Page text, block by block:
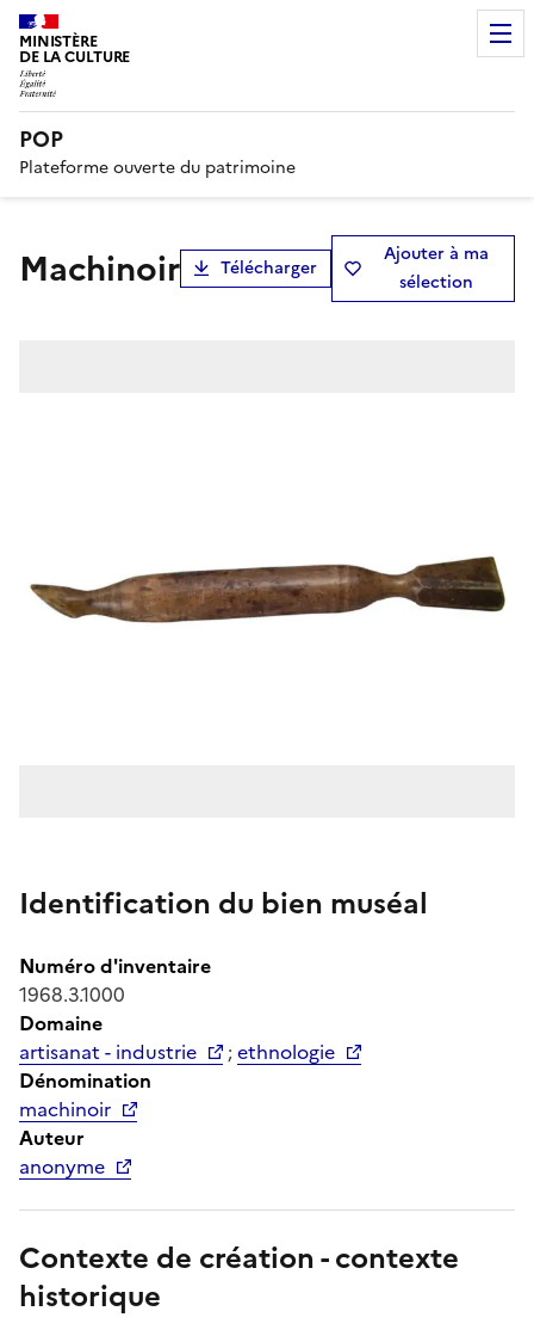
MINISTÈRE
DE LA CULTURE
POP
Plateforme ouverte du patrimoine
machinoir Télécharger
Ajouter à ma
sélection
Identification du bien muséal
Numéro d'inventaire
1968.3.1000
Domaine
artisanat - industrie
;ethnologie
Dénomination
machinoir
Auteur
anonyme
Contexte de création - contexte
historique